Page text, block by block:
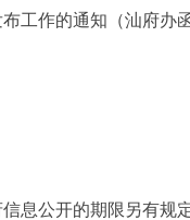
作的通知（汕府办函
息公开的期限另有规